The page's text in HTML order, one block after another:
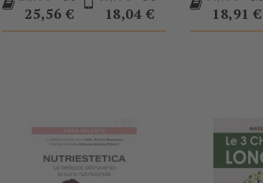
base
25,56 €
base
18,04 €
base
18,91 €